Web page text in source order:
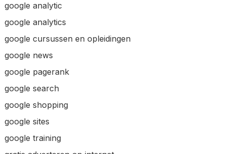
google analytic
google analytics
google cursussen en opleidingen
google news
google pagerank
google search
google shopping
google sites
google training